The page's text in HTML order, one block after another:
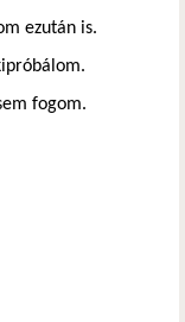
ezután is.
fogom.